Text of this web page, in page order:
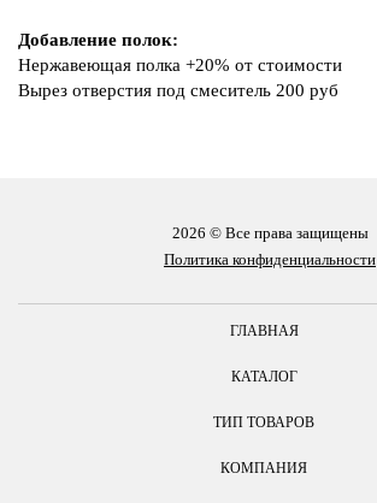
Добавление полок:
Нержавеющая полка +20% от стоимости
Вырез отверстия под смеситель 200 руб
2026 © Все права защищены
Политика конфиденциальности
ГЛАВНАЯ
КАТАЛОГ
ТИП ТОВАРОВ
КОМПАНИЯ